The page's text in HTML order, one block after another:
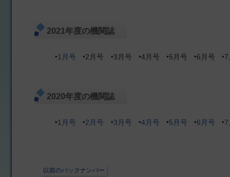
2021年度の機関誌
1月号 2月号 3月号 4月号 5月号 6月号
2020年度の機関誌
1月号 2月号 3月号 4月号 5月号 6月号
以前のバックナンバー